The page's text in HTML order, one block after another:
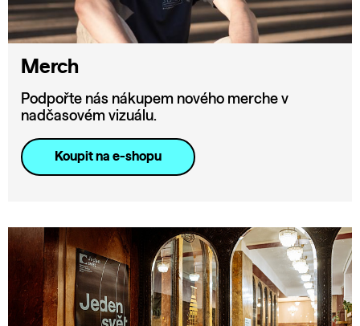
Merch
Podpořte nás nákupem nového merche v
nadčasovém vizuálu.
Koupit na e-shopu